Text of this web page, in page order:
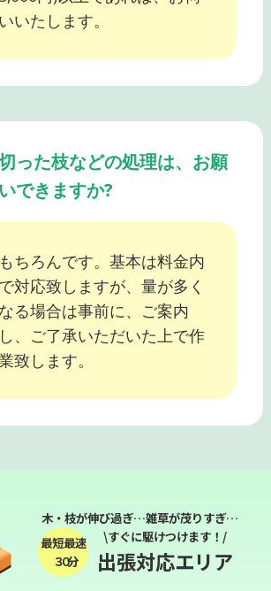
いいたします。
った枝などの処理は、お願
いできますか?
もちろんです。基本は料金内
で対応致しますが、量が多く
なる場合は事前に、ご案内
し、ご了承いただいた上で作
致します。
木・枝が伸び過ぎ…雑草が茂りすぎ…
最短最速
３０分
\すぐに駆けつけます！/
出張対応エリア